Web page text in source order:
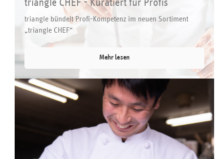
triangle bündelt Profi-Kompetenz im neuen Sortiment
„triangle CHEF“
Mehr lesen